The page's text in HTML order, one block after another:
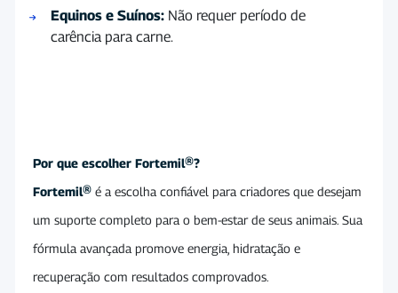
Equinos e Suínos: Não requer período de
carência para carne.
Por que escolher Fortemil®?
Fortemil® é a escolha confiável para criadores que desejam
um suporte completo para o bem-estar de seus animais. Sua
fórmula avançada promove energia, hidratação e
recuperação com resultados comprovados.